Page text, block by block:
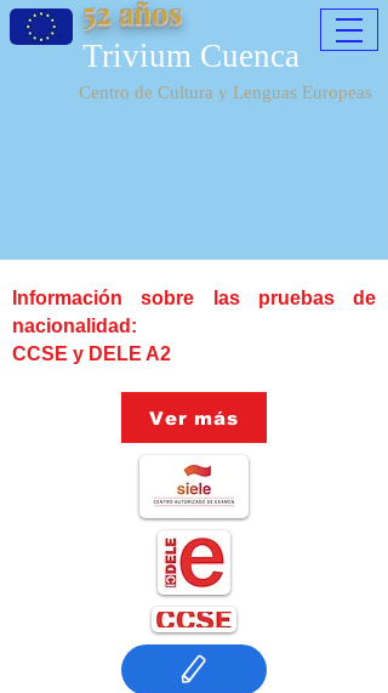
Centro de Cultura y Lenguas Europeas
52 años
Trivium Cuenca
Información sobre las pruebas de
nacionalidad:
CCSE y DELE A2
Ver más